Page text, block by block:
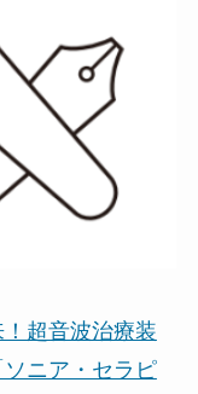
！超音波治療装
ニア・セラピ